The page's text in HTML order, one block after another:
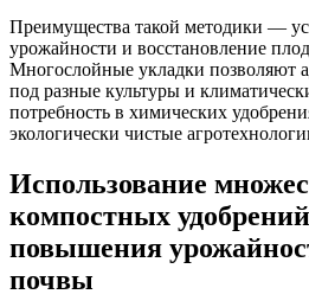
Преимущества такой методики —
урожайности и восстановление
Многослойные укладки позволяют
под разные культуры и
потребность в химических
экологически чистые
Использование
компостных
повышения
почвы